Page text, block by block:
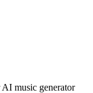
music generator